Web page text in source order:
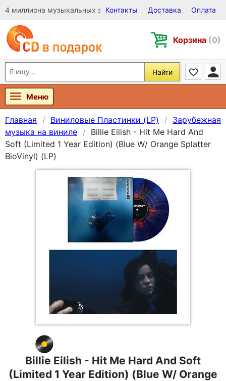
4 миллиона музыкальных записей на Виниле, CD и DVD
Контакты Доставка Оплата
Корзина (0)
Найти
Меню
Главная Виниловые Пластинки (LP)
Зарубежная
музыка на виниле
Billie Eilish - Hit Me Hard And
Soft (Limited 1 Year Edition) (Blue W/ Orange Splatter
BioVinyl) (LP)
Billie Eilish - Hit Me Hard And Soft
(Limited 1 Year Edition) (Blue W/ Orange